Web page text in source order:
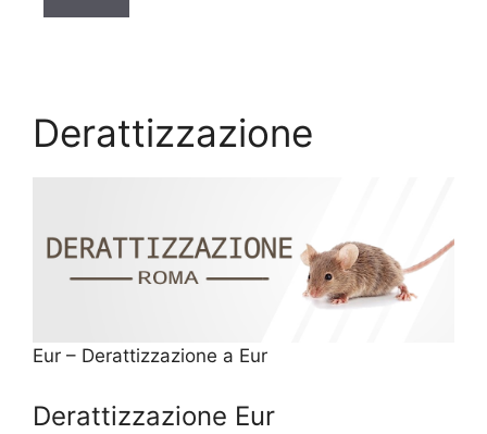
Derattizzazione
Eur – Derattizzazione a Eur
Derattizzazione Eur